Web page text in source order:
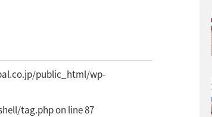
public_html/wp-
tag.phpon line87